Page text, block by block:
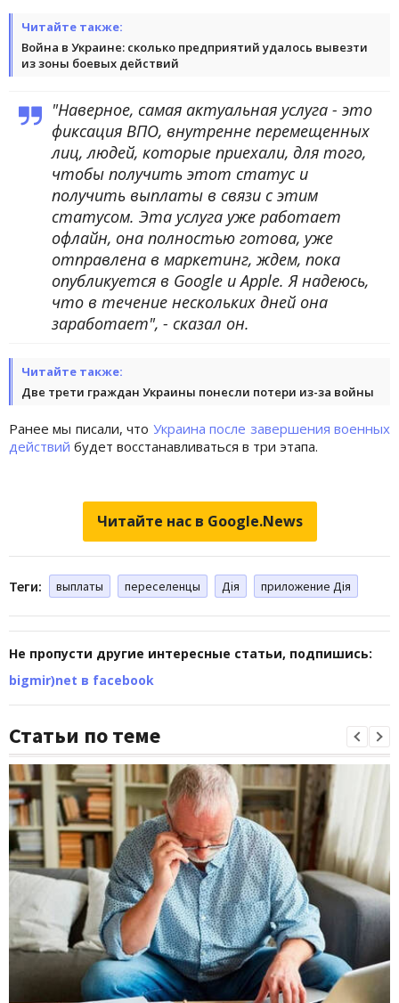
Читайте также:
Война в Украине: сколько предприятий удалось вывезти
из зоны боевых действий
"Наверное, самая актуальная услуга - это
фиксация ВПО, внутренне перемещенных
лиц, людей, которые приехали, для того,
чтобы получить этот статус и
получить выплаты в связи с этим
статусом. Эта услуга уже работает
офлайн, она полностью готова, уже
отправлена в маркетинг, ждем, пока
опубликуется в Google и Apple. Я надеюсь,
что в течение нескольких дней она
заработает", - сказал он.
Читайте также:
Две трети граждан Украины понесли потери из-за войны
Ранее мы писали, что Украина после завершения военных
действий будет восстанавливаться в три этапа.
Читайте нас в Google.News
Теги: выплаты переселенцы Дія приложение Дія
Не пропусти другие интересные статьи, подпишись:
bigmir)net в facebook
Статьи по теме